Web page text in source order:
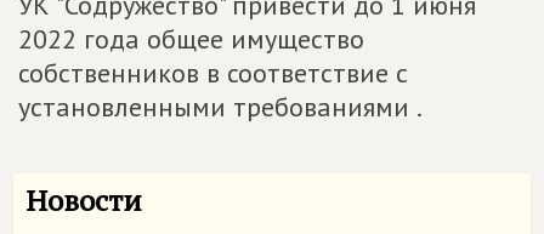
2022 года общее имущество
собственников в соответствие с
установленными требованиями .
Новости